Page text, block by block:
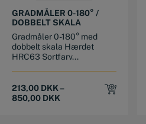
GRADMÅLER 0-180° /
DOBBELT SKALA
Gradmåler 0-180° med
dobbelt skala Hærdet
HRC63 Sortfarv...
213,00 DKK –
850,00 DKK